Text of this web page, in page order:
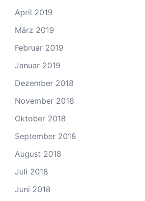
April 2019
März 2019
Februar 2019
Januar 2019
Dezember 2018
November 2018
Oktober 2018
September 2018
August 2018
Juli 2018
Juni 2018